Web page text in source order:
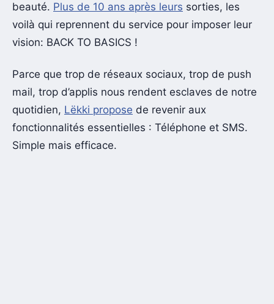
beauté. Plus de 10 ans après leurs sorties, les
voilà qui reprennent du service pour imposer leur
vision: BACK TO BASICS !
Parce que trop de réseaux sociaux, trop de push
mail, trop d’applis nous rendent esclaves de notre
quotidien, Lëkki propose de revenir aux
fonctionnalités essentielles : Téléphone et SMS.
Simple mais efficace.